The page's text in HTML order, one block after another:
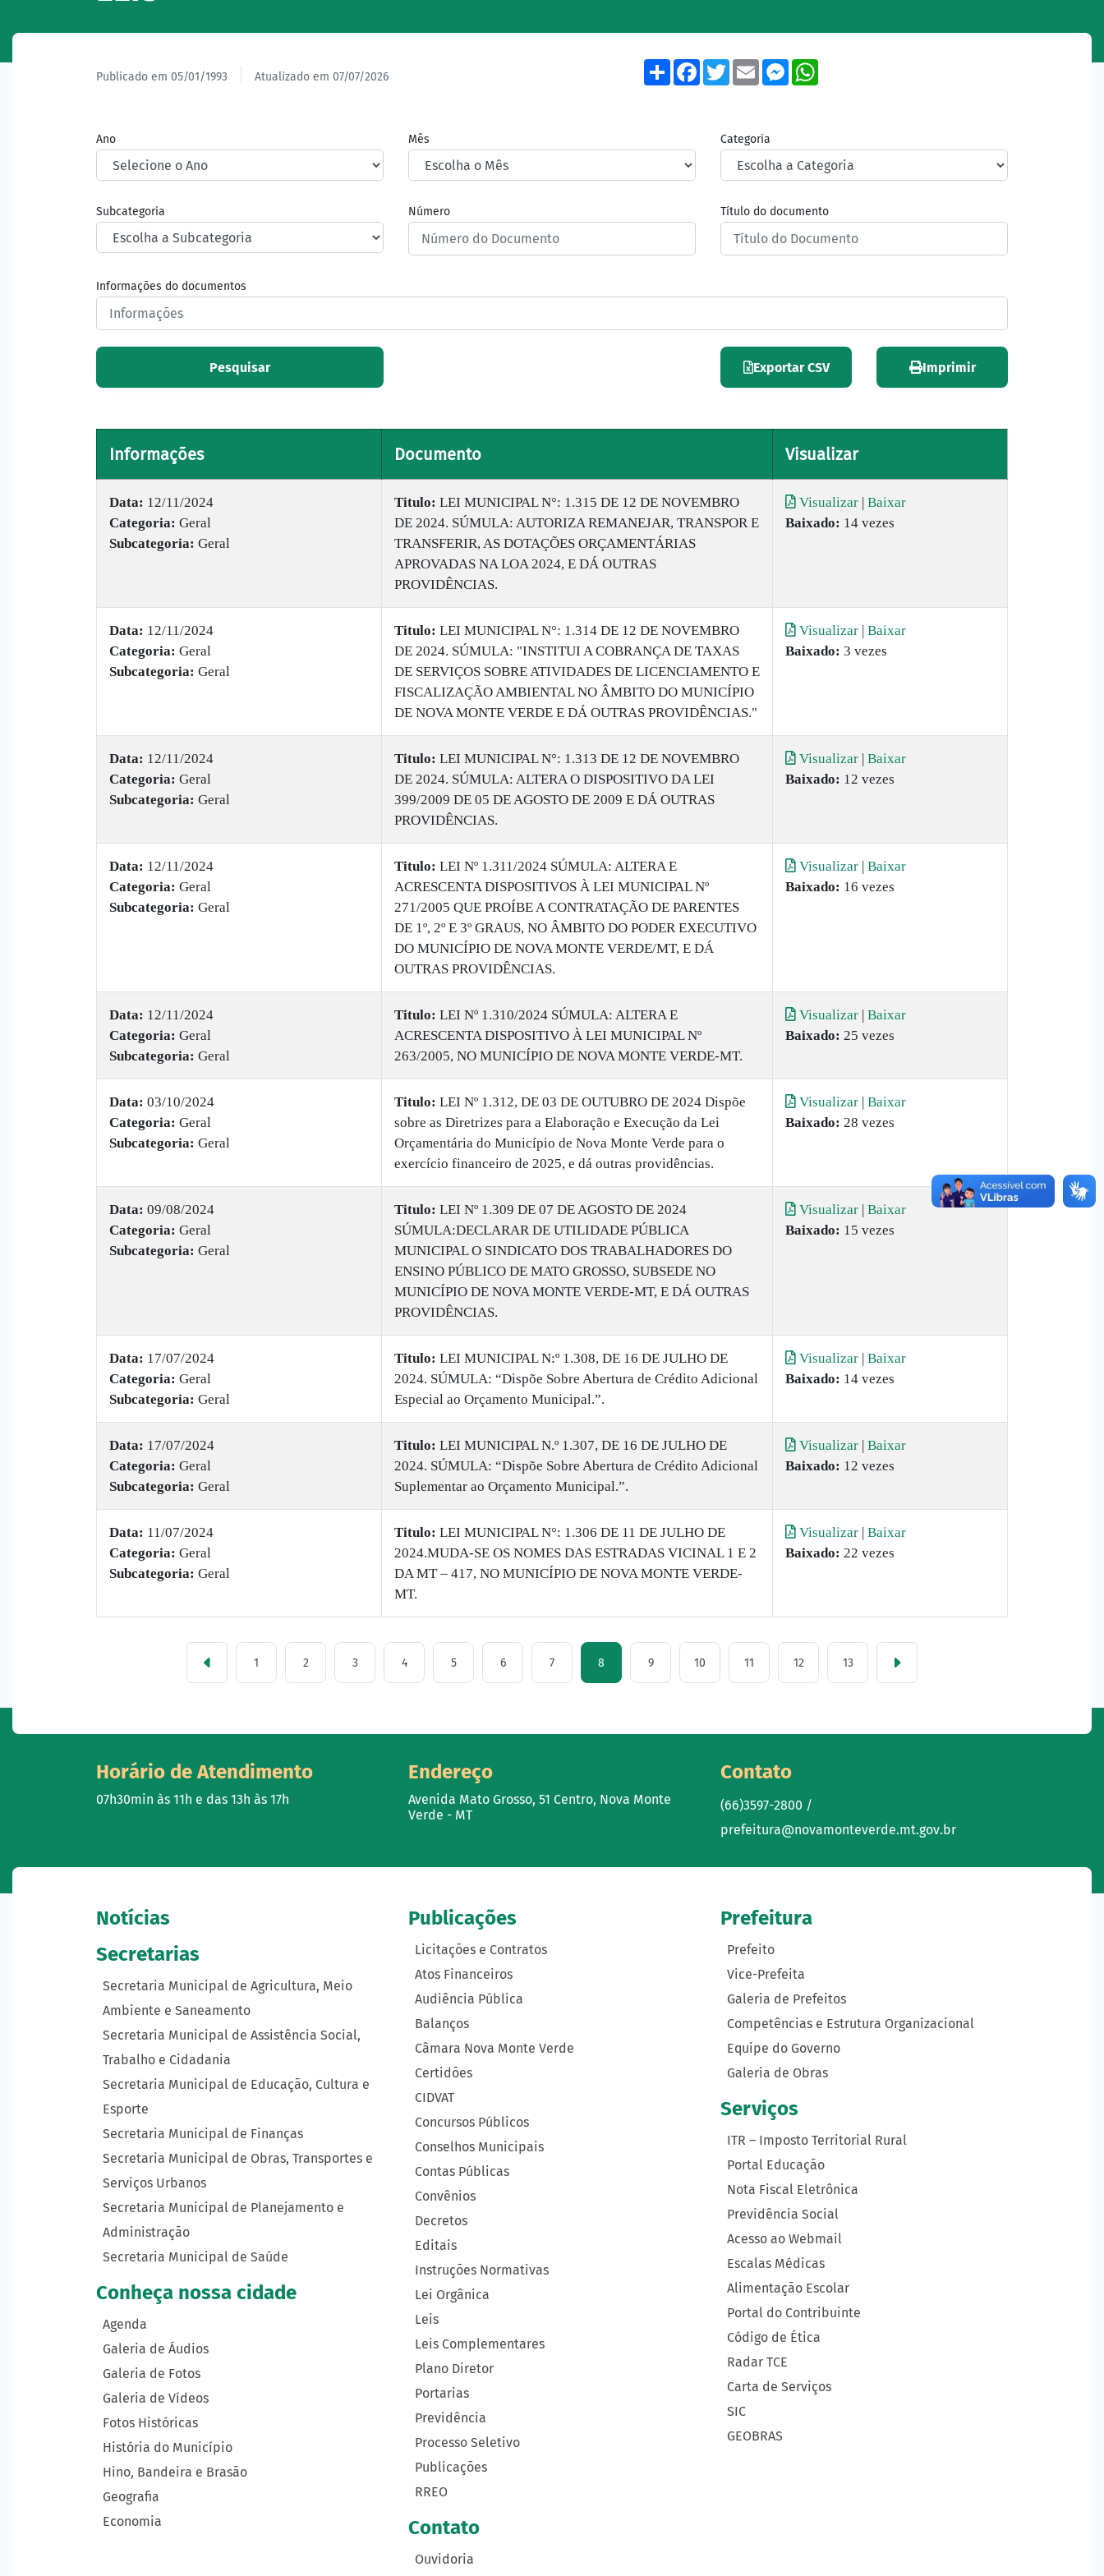
Publicado em 05/01/1993 Atualizado em 07/07/2026
ShareFacebook
TwitterEmailMessenger
Ano Mês Categoria
Subcategoria Número Título do documento
Informações do documentos
Pesquisar Exportar CSV Imprimir
Informações Documento Visualizar
Data: 12/11/2024
Categoria: Geral
Subcategoria: Geral
Titulo: LEI MUNICIPAL N°: 1.315 DE 12 DE NOVEMBRO
DE 2024. SÚMULA: AUTORIZA REMANEJAR, TRANSPOR E
TRANSFERIR, AS DOTAÇÕES ORÇAMENTÁRIAS
APROVADAS NA LOA 2024, E DÁ OUTRAS
PROVIDÊNCIAS.
Visualizar | Baixar
Baixado: 14 vezes
Data: 12/11/2024
Categoria: Geral
Subcategoria: Geral
Titulo: LEI MUNICIPAL N°: 1.314 DE 12 DE NOVEMBRO
DE 2024. SÚMULA: "INSTITUI A COBRANÇA DE TAXAS
DE SERVIÇOS SOBRE ATIVIDADES DE LICENCIAMENTO E
FISCALIZAÇÃO AMBIENTAL NO ÂMBITO DO MUNICÍPIO
DE NOVA MONTE VERDE E DÁ OUTRAS PROVIDÊNCIAS."
Visualizar | Baixar
Baixado: 3 vezes
Data: 12/11/2024
Categoria: Geral
Subcategoria: Geral
Titulo: LEI MUNICIPAL N°: 1.313 DE 12 DE NOVEMBRO
DE 2024. SÚMULA: ALTERA O DISPOSITIVO DA LEI
399/2009 DE 05 DE AGOSTO DE 2009 E DÁ OUTRAS
PROVIDÊNCIAS.
Visualizar | Baixar
Baixado: 12 vezes
Data: 12/11/2024
Categoria: Geral
Subcategoria: Geral
Titulo: LEI Nº 1.311/2024 SÚMULA: ALTERA E
ACRESCENTA DISPOSITIVOS À LEI MUNICIPAL Nº
271/2005 QUE PROÍBE A CONTRATAÇÃO DE PARENTES
DE 1º, 2º E 3º GRAUS, NO ÂMBITO DO PODER EXECUTIVO
DO MUNICÍPIO DE NOVA MONTE VERDE/MT, E DÁ
OUTRAS PROVIDÊNCIAS.
Visualizar | Baixar
Baixado: 16 vezes
Data: 12/11/2024
Categoria: Geral
Subcategoria: Geral
Titulo: LEI Nº 1.310/2024 SÚMULA: ALTERA E
ACRESCENTA DISPOSITIVO À LEI MUNICIPAL Nº
263/2005, NO MUNICÍPIO DE NOVA MONTE VERDE-MT.
Visualizar | Baixar
Baixado: 25 vezes
Data: 03/10/2024
Categoria: Geral
Subcategoria: Geral
Titulo: LEI Nº 1.312, DE 03 DE OUTUBRO DE 2024 Dispõe
sobre as Diretrizes para a Elaboração e Execução da Lei
Orçamentária do Município de Nova Monte Verde para o
exercício financeiro de 2025, e dá outras providências.
Visualizar | Baixar
Baixado: 28 vezes
Data: 09/08/2024
Categoria: Geral
Subcategoria: Geral
Titulo: LEI Nº 1.309 DE 07 DE AGOSTO DE 2024
SÚMULA:DECLARAR DE UTILIDADE PÚBLICA
MUNICIPAL O SINDICATO DOS TRABALHADORES DO
ENSINO PÚBLICO DE MATO GROSSO, SUBSEDE NO
MUNICÍPIO DE NOVA MONTE VERDE-MT, E DÁ OUTRAS
PROVIDÊNCIAS.
Visualizar | Baixar
Baixado: 15 vezes
Data: 17/07/2024
Categoria: Geral
Subcategoria: Geral
Titulo: LEI MUNICIPAL N:º 1.308, DE 16 DE JULHO DE
2024. SÚMULA: “Dispõe Sobre Abertura de Crédito Adicional
Especial ao Orçamento Municipal.”.
Visualizar | Baixar
Baixado: 14 vezes
Data: 17/07/2024
Categoria: Geral
Subcategoria: Geral
Titulo: LEI MUNICIPAL N.º 1.307, DE 16 DE JULHO DE
2024. SÚMULA: “Dispõe Sobre Abertura de Crédito Adicional
Suplementar ao Orçamento Municipal.”.
Visualizar | Baixar
Baixado: 12 vezes
Data: 11/07/2024
Categoria: Geral
Subcategoria: Geral
Titulo: LEI MUNICIPAL N°: 1.306 DE 11 DE JULHO DE
2024.MUDA-SE OS NOMES DAS ESTRADAS VICINAL 1 E 2
DA MT – 417, NO MUNICÍPIO DE NOVA MONTE VERDE-
MT.
Visualizar | Baixar
Baixado: 22 vezes
1 2 3 4 5 6 7 8 9 10 11 12 13
Horário de Atendimento
07h30min às 11h e das 13h às 17h
Endereço
Avenida Mato Grosso, 51 Centro, Nova Monte
Verde - MT
Contato
(66)3597-2800 /
prefeitura@novamonteverde.mt.gov.br
Notícias
Secretarias
Secretaria Municipal de Agricultura, Meio
Ambiente e Saneamento
Secretaria Municipal de Assistência Social,
Trabalho e Cidadania
Secretaria Municipal de Educação, Cultura e
Esporte
Secretaria Municipal de Finanças
Secretaria Municipal de Obras, Transportes e
Serviços Urbanos
Secretaria Municipal de Planejamento e
Administração
Secretaria Municipal de Saúde
Conheça nossa cidade
Agenda
Galeria de Áudios
Galeria de Fotos
Galeria de Vídeos
Fotos Históricas
História do Município
Hino, Bandeira e Brasão
Geografia
Economia
Publicações
Licitações e Contratos
Atos Financeiros
Audiência Pública
Balanços
Câmara Nova Monte Verde
Certidões
CIDVAT
Concursos Públicos
Conselhos Municipais
Contas Públicas
Convênios
Decretos
Editais
Instruções Normativas
Lei Orgânica
Leis
Leis Complementares
Plano Diretor
Portarias
Previdência
Processo Seletivo
Publicações
RREO
Contato
Ouvidoria
Prefeitura
Prefeito
Vice-Prefeita
Galeria de Prefeitos
Competências e Estrutura Organizacional
Equipe do Governo
Galeria de Obras
Serviços
ITR – Imposto Territorial Rural
Portal Educação
Nota Fiscal Eletrônica
Previdência Social
Acesso ao Webmail
Escalas Médicas
Alimentação Escolar
Portal do Contribuinte
Código de Ética
Radar TCE
Carta de Serviços
SIC
GEOBRAS